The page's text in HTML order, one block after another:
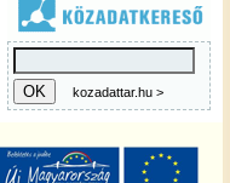
kozadattar.hu >